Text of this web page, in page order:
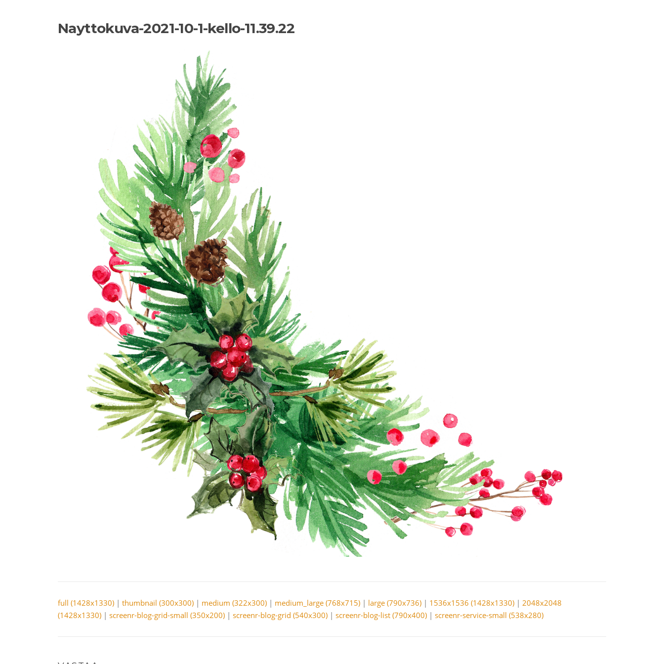
Nayttokuva-2021-10-1-kello-11.39.22
full (1428x1330) | thumbnail (300x300) | medium (322x300) | medium_large (768x715) | large (790x736) | 1536x1536 (1428x1330) | 2048x2048
(1428x1330) | screenr-blog-grid-small (350x200) | screenr-blog-grid (540x300) | screenr-blog-list (790x400) | screenr-service-small (538x280)